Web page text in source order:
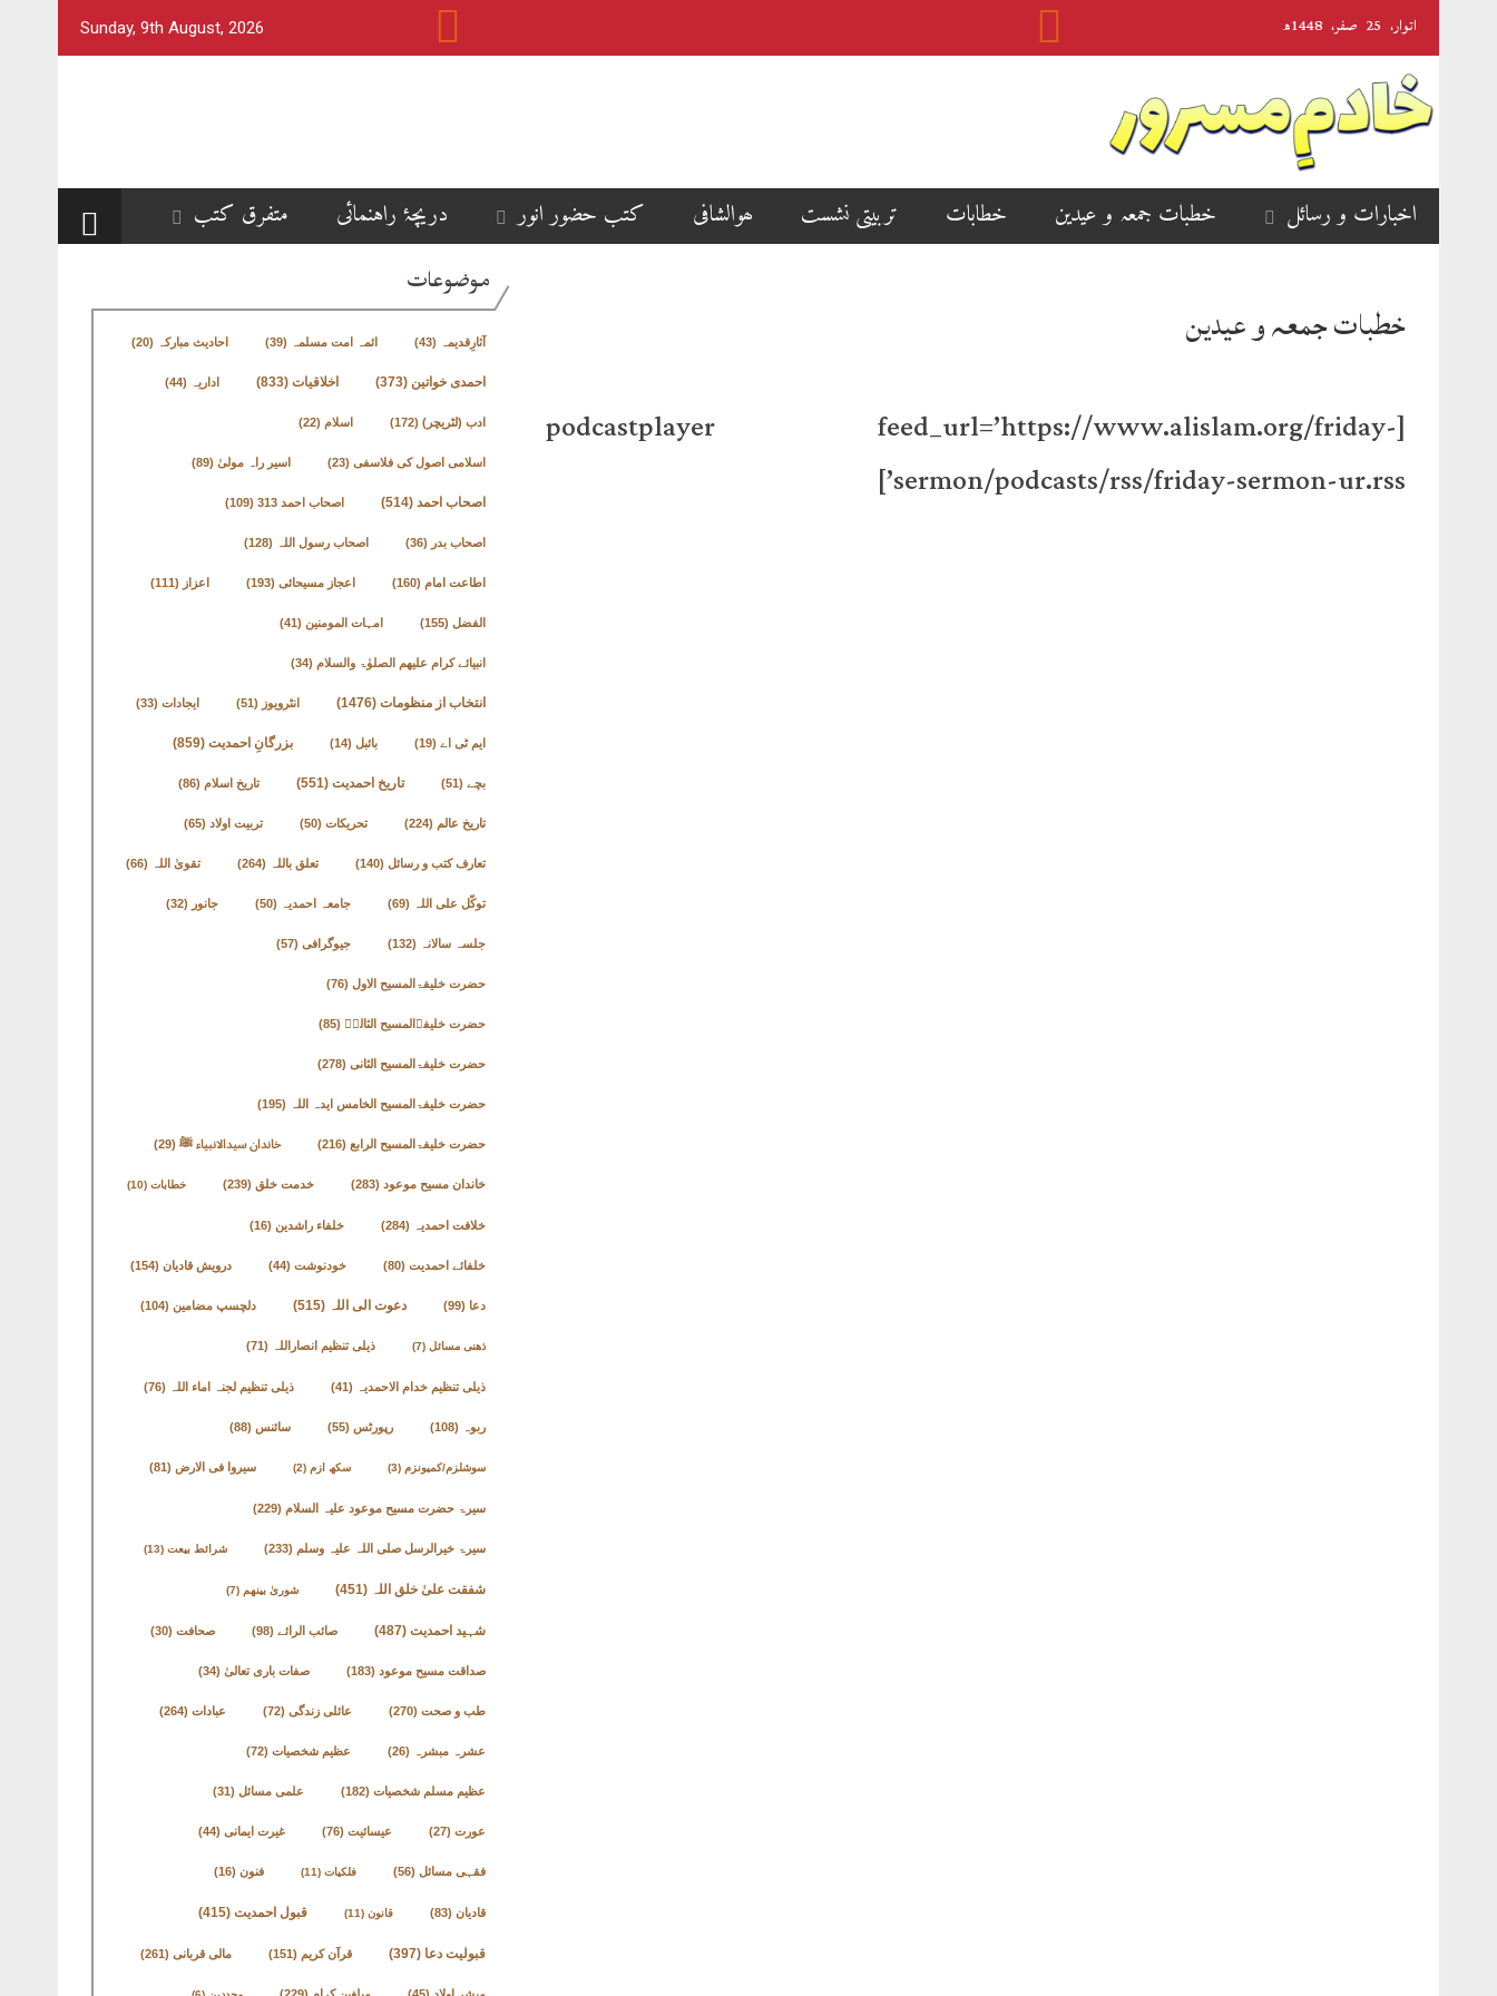
اتوار‬‮، 25 صفر‬، Sunday, 9th August, 2026
اخبارات و رسائل خطبات جمعہ و عیدین خطابات تربیتی نشست ھوالشافی کتب حضور انور دریچۂ راہنمائی متفرق کتب
خطبات جمعہ و عیدین
[podcastplayer feed_url=’https://www.alislam.org/friday-
sermon/podcasts/rss/friday-sermon-ur.rss’]
موضوعات
آثارِقدیمہ (43) ائمہ امت مسلمہ (39) احادیث مبارکہ (20)
احمدی خواتین (373) اخلاقیات(833) اداریہ (44)
ادب (لٹریچر)(172) اسلام (22)
اسلامی اصول کی فلاسفی(23) اسیر راہ مولیٰ(89)
اصحاب احمد(514) اصحاب احمد 313 (109)
اصحاب بدر (36) اصحاب رسول اللہ (128)
اطاعت امام (160) اعجاز مسیحائی(193) اعزاز (111)
الفضل (155) امہات المومنین (41)
انبیائے کرام علیھم الصلوٰۃ والسلام (34)
انتخاب از منظومات(1476) انٹرویوز (51) ایجادات(33)
ایم ٹی اے(19) بائبل (14) بزرگانِ احمدیت(859)
بچے (51) تاریخ احمدیت(551) تاریخ اسلام (86)
تاریخ عالم (224) تحریکات(50) تربیت اولاد(65)
تعارف کتب و رسائل (140) تعلق باللہ (264) تقویٰ اللہ (66)
توکّل علی اللہ (69) جامعہ احمدیہ (50) جانور (32)
جلسہ سالانہ (132) جیوگرافی(57)
حضرت خلیفۃالمسیح الاول (76)
حضرت خلیفۃالمسیح الثالثؒ (85)
حضرت خلیفۃالمسیح الثانی(278)
حضرت خلیفۃالمسیح الخامس ایدہ اللہ (195)
حضرت خلیفۃالمسیح الرابع (216) خاندان سیدالانبیاء ﷺ(29)
خاندان مسیح موعود(283) خدمت خلق (239) خطابات(10)
خلافت احمدیہ (284) خلفاء راشدین (16)
خلفائے احمدیت(80) خودنوشت(44) درویش قادیان(154)
دعا (99) دعوت الی اللہ (515) دلچسپ مضامین (104)
ذھنی مسائل (7) ذیلی تنظیم انصاراللہ (71)
ذیلی تنظیم خدام الاحمدیہ (41) ذیلی تنظیم لجنہ اماء اللہ (76)
ربوہ (108) رپورٹس (55) سائنس (88)
سوشلزم/کمیونزم (3) سکھ ازم (2) سیروا فی الارض (81)
سیرۃ حضرت مسیح موعود علیہ السلام (229)
سیرۃ خیرالرسل صلی اللہ علیہ وسلم (233) شرائط بیعت(13)
شفقت علیٰ خلق اللہ (451) شوریٰ بینھم (7)
شہید احمدیت(487) صائب الرائے (98) صحافت(30)
صداقت مسیح موعود(183) صفات باری تعالیٰ(34)
طب و صحت(270) عائلی زندگی(72) عبادات(264)
عشرہ مبشرہ (26) عظیم شخصیات(72)
عظیم مسلم شخصیات(182) علمی مسائل (31)
عورت(27) عیسائیت(76) غیرت ایمانی(44)
فقہی مسائل (56) فلکیات(11) فنون(16)
قادیان(83) قانون(11) قبول احمدیت(415)
قبولیت دعا (397) قرآن کریم (151) مالی قربانی(261)